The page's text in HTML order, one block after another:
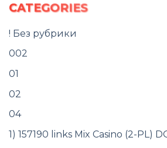
CATEGORIES
! Без рубрики
002
01
02
04
1) 157190 links Mix Casino (2-PL)